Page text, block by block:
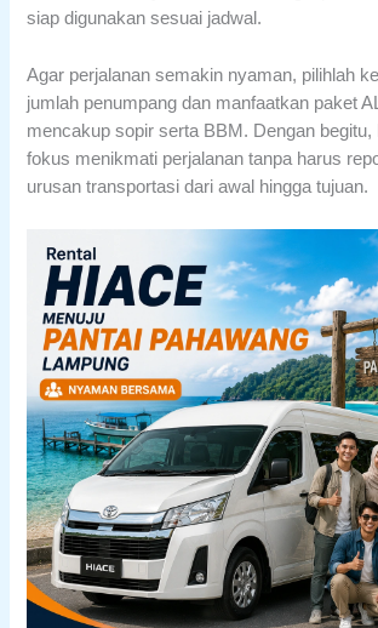
siap digunakan sesuai jadwal.
Agar perjalanan semakin nyaman, pilihlah
jumlah penumpang dan manfaatkan paket
mencakup sopir serta BBM. Dengan begitu,
fokus menikmati perjalanan tanpa harus
urusan transportasi dari awal hingga tujuan.